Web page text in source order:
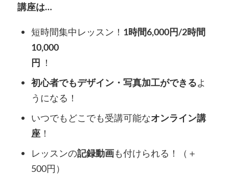
講座は…
短時間集中レッスン！ 1時間6,000円/2時間
10,000
円 ！
初心者でもデザイン・写真加工ができるよ
うになる！
いつでもどこでも受講可能なオンライン講
座！
レッスンの記録動画も付けられる！（＋
500円）